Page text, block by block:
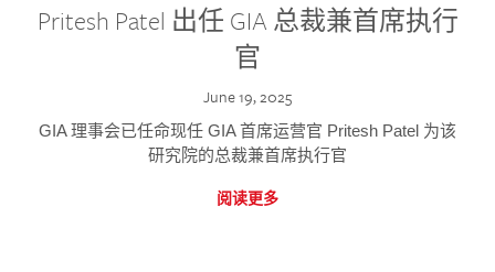
Pritesh Patel 出任 GIA 总裁兼首席执行
官
June 19, 2025
GIA 理事会已任命现任 GIA 首席运营官 Pritesh Patel 为该
研究院的总裁兼首席执行官
阅读更多